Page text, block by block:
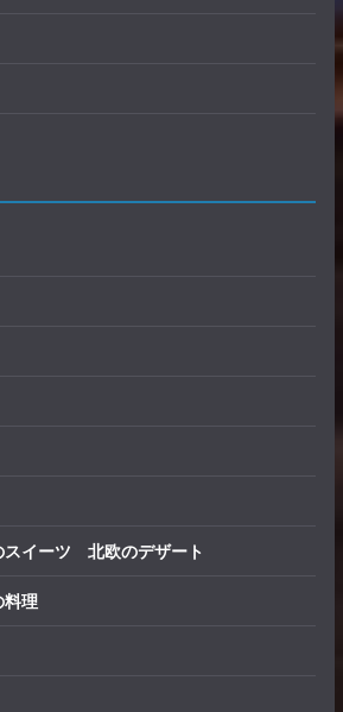
イーツ 北欧のデザート
理